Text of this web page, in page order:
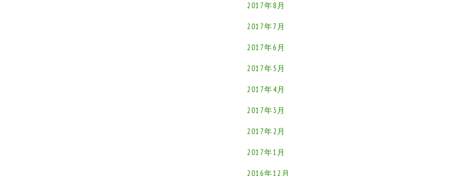
2017年8月
2017年7月
2017年6月
2017年5月
2017年4月
2017年3月
2017年2月
2017年1月
2016年12月